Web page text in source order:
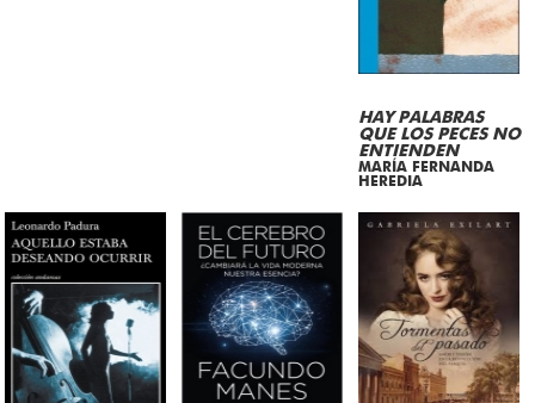
HAY PALABRAS
QUE LOS PECES NO
ENTIENDEN
MARÍA FERNANDA
HEREDIA